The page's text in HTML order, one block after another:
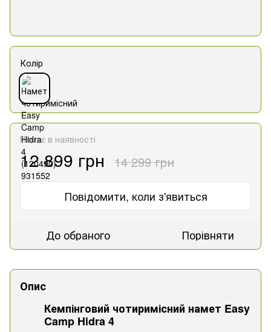
Колір
Немає в наявності
12 899 грн 14 299 грн
Повідомити, коли з'явиться
До обраного Порівняти
Опис
Кемпінговий чотиримісний намет Easy
Camp Hidra 4